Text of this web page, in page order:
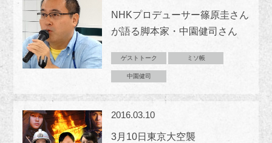
NHKプロデューサー篠原圭さん
が語る脚本家・中園健司さん
ゲストトーク ミソ帳
中園健司
2016.03.10
3月10日東京大空襲